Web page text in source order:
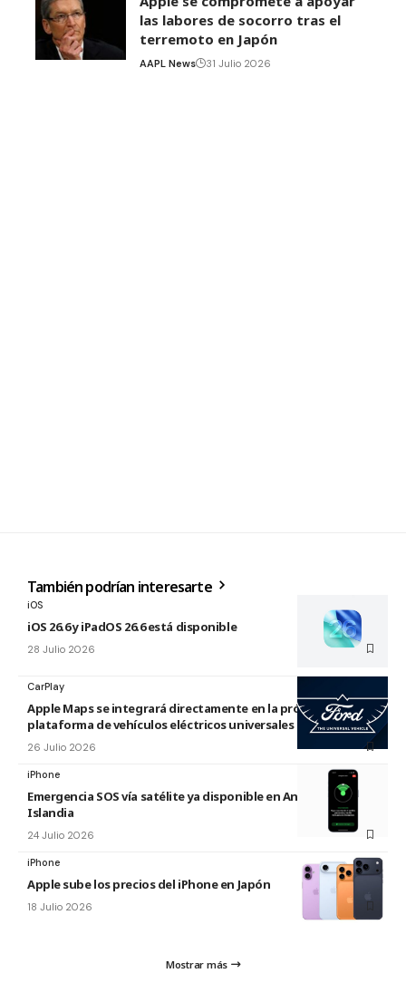
las labores de socorro tras el
terremoto en Japón
AAPL News 31 Julio 2026
También podrían interesarte
iOS
iOS 26.6 y iPadOS 26.6 está disponible
28 Julio 2026
CarPlay
Apple Maps se integrará directamente en la próxima
plataforma de vehículos eléctricos universales de Ford
26 Julio 2026
iPhone
Emergencia SOS vía satélite ya disponible en Andorra e
Islandia
24 Julio 2026
iPhone
Apple sube los precios del iPhone en Japón
18 Julio 2026
Mostrar más